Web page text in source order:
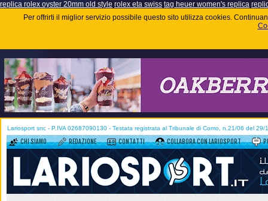
replica rolex oyster 20mm old style rolex eta swiss tag heuer women's replica
Per offrirti il miglior servizio possibile questo sito utilizza cookies.
Lariosport snc - P.IVA 02687090130 - Testata registrata al Tribunale di Como, n.21/06 del 29/
CHI SIAMO REDAZIONE CONTATTI COLLABORA CON LARIOSPORT